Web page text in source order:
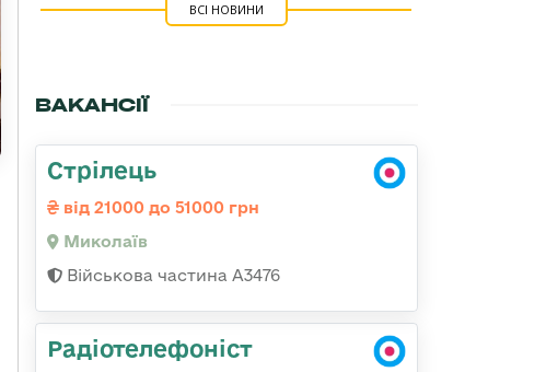
ВСІ НОВИНИ
ВАКАНСІЇ
Стрілець
від 21000 до 51000 грн
Миколаїв
Військова частина А3476
Радіотелефоніст